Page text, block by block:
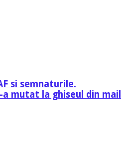
si semnaturile.
mutat la ghiseul din mail